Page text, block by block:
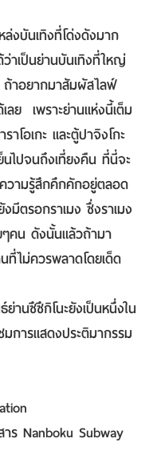
ล่งบันเทิงที่โด่งดังมาก
ว่าเป็นย่านบันเทิงที่ใหญ่
าอยากมาสัมผัสไลฟ์
ย เพราะย่านแห่งนี้เต็ม
โอเกะ และตู้ปาจิงโกะ
ไปจนถึงเที่ยงคืน ที่นี่จะ
วามรู้สึกคึกคักอยู่ตลอด
มีตรอกราเมง ซึ่งราเมง
คน ดังนั้นแล้วถ้ามา
ที่ไม่ควรพลาดโดยเด็ด
านซึซึกิโนะยังเป็นหนึ่งใน
การแสดงประติมากรรม
ร Nanboku Subway